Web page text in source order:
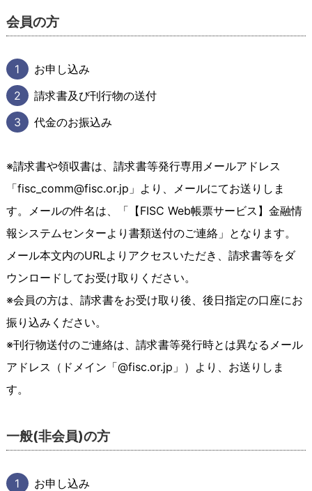
会員の方
1
お申し込み
2
請求書及び刊行物の送付
3
代金のお振込み
※請求書や領収書は、請求書等発行専用メールアドレス
「fisc_comm@fisc.or.jp」より、メールにてお送りしま
す。メールの件名は、「【FISC Web帳票サービス】金融情
報システムセンターより書類送付のご連絡」となります。
メール本文内のURLよりアクセスいただき、請求書等をダ
ウンロードしてお受け取りください。
※会員の方は、請求書をお受け取り後、後日指定の口座にお
振り込みください。
※刊行物送付のご連絡は、請求書等発行時とは異なるメール
アドレス（ドメイン「@fisc.or.jp」）より、お送りしま
す。
一般(非会員)の方
1
お申し込み